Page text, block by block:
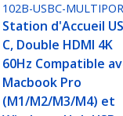
102B-USBC-
Station d'Accueil
C, Double HDMI 4K
60Hz Compatible
Macbook Pro
(M1/M2/M3/M4) et